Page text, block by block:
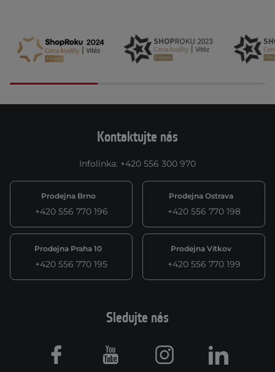
Kontaktujte nás
Infolinka: +420 556 300 970
Prodejna Brno
+420 556 770 196
Prodejna Ostrava
+420 556 770 198
Prodejna Praha 10
+420 556 770 195
Prodejna Vítkov
+420 556 770 199
Sledujte nás
Facebook Youtube Instagram LinkedIn